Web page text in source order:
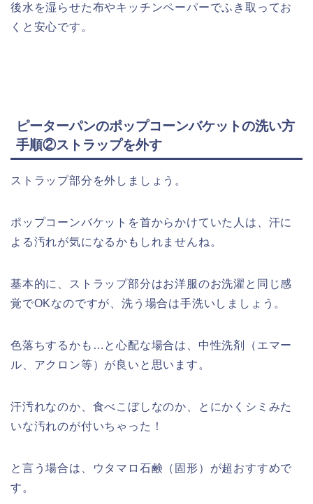
後水を湿らせた布やキッチンペーパーでふき取ってお
くと安心です。
ピーターパンのポップコーンバケットの洗い方
手順②ストラップを外す
ストラップ部分を外しましょう。
ポップコーンバケットを首からかけていた人は、汗に
よる汚れが気になるかもしれませんね。
基本的に、ストラップ部分はお洋服のお洗濯と同じ感
覚でOKなのですが、洗う場合は手洗いしましょう。
色落ちするかも…と心配な場合は、中性洗剤（エマー
ル、アクロン等）が良いと思います。
汗汚れなのか、食べこぼしなのか、とにかくシミみた
いな汚れのが付いちゃった！
と言う場合は、ウタマロ石鹸（固形）が超おすすめで
す。